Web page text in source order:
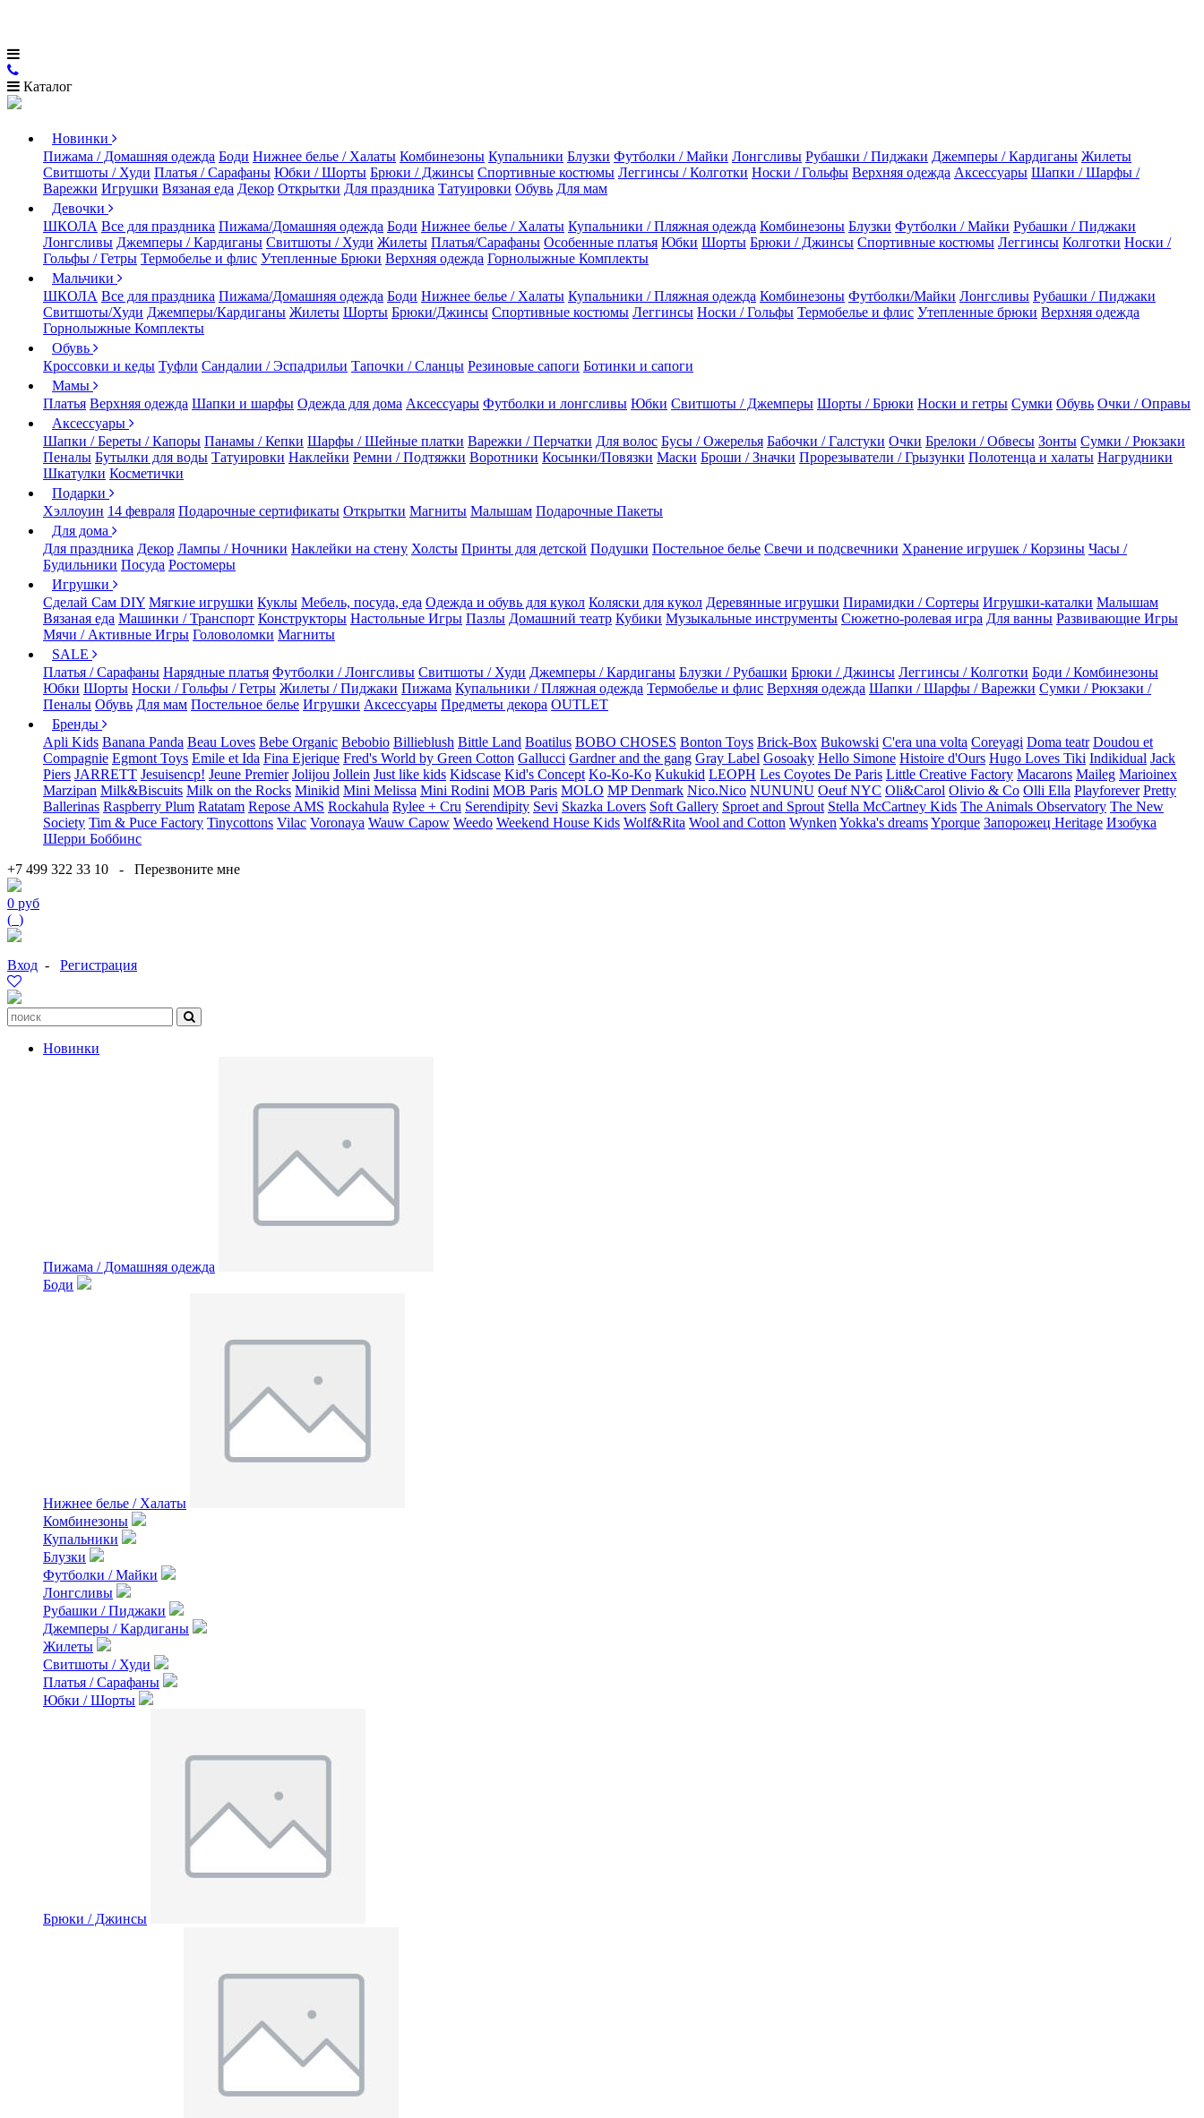
Каталог
Новинки
Пижама / Домашняя одежда Боди Нижнее белье / Халаты Комбинезоны Купальники Блузки Футболки / Майки Лонгсливы Рубашки / Пиджаки Джемперы / Кардиганы Жилеты
Свитшоты / Худи Платья / Сарафаны Юбки / Шорты Брюки / Джинсы Спортивные костюмы Леггинсы / Колготки Носки / Гольфы Верхняя одежда Аксессуары Шапки / Шарфы /
Варежки Игрушки Вязаная еда Декор Открытки Для праздника Татуировки Обувь Для мам
Девочки
ШКОЛА Все для праздника Пижама/Домашняя одежда Боди Нижнее белье / Халаты Купальники / Пляжная одежда Комбинезоны Блузки Футболки / Майки Рубашки / Пиджаки
Лонгсливы Джемперы / Кардиганы Свитшоты / Худи Жилеты Платья/Сарафаны Особенные платья Юбки Шорты Брюки / Джинсы Спортивные костюмы Леггинсы Колготки Носки /
Гольфы / Гетры Термобелье и флис Утепленные Брюки Верхняя одежда Горнолыжные Комплекты
Мальчики
ШКОЛА Все для праздника Пижама/Домашняя одежда Боди Нижнее белье / Халаты Купальники / Пляжная одежда Комбинезоны Футболки/Майки Лонгсливы Рубашки / Пиджаки
Свитшоты/Худи Джемперы/Кардиганы Жилеты Шорты Брюки/Джинсы Спортивные костюмы Леггинсы Носки / Гольфы Термобелье и флис Утепленные брюки Верхняя одежда
Горнолыжные Комплекты
Обувь
Кроссовки и кеды Туфли Сандалии / Эспадрильи Тапочки / Сланцы Резиновые сапоги Ботинки и сапоги
Мамы
Платья Верхняя одежда Шапки и шарфы Одежда для дома Аксессуары Футболки и лонгсливы Юбки Свитшоты / Джемперы Шорты / Брюки Носки и гетры Сумки Обувь Очки / Оправы
Аксессуары
Шапки / Береты / Капоры Панамы / Кепки Шарфы / Шейные платки Варежки / Перчатки Для волос Бусы / Ожерелья Бабочки / Галстуки Очки Брелоки / Обвесы Зонты Сумки / Рюкзаки
Пеналы Бутылки для воды Татуировки Наклейки Ремни / Подтяжки Воротники Косынки/Повязки Маски Броши / Значки Прорезыватели / Грызунки Полотенца и халаты Нагрудники
Шкатулки Косметички
Подарки
Хэллоуин 14 февраля Подарочные сертификаты Открытки Магниты Малышам Подарочные Пакеты
Для дома
Для праздника Декор Лампы / Ночники Наклейки на стену Холсты Принты для детской Подушки Постельное белье Свечи и подсвечники Хранение игрушек / Корзины Часы /
Будильники Посуда Ростомеры
Игрушки
Сделай Сам DIY Мягкие игрушки Куклы Мебель, посуда, еда Одежда и обувь для кукол Коляски для кукол Деревянные игрушки Пирамидки / Сортеры Игрушки-каталки Малышам
Вязаная еда Машинки / Транспорт Конструкторы Настольные Игры Пазлы Домашний театр Кубики Музыкальные инструменты Сюжетно-ролевая игра Для ванны Развивающие Игры
Мячи / Активные Игры Головоломки Магниты
SALE
Платья / Сарафаны Нарядные платья Футболки / Лонгсливы Свитшоты / Худи Джемперы / Кардиганы Блузки / Рубашки Брюки / Джинсы Леггинсы / Колготки Боди / Комбинезоны
Юбки Шорты Носки / Гольфы / Гетры Жилеты / Пиджаки Пижама Купальники / Пляжная одежда Термобелье и флис Верхняя одежда Шапки / Шарфы / Варежки Сумки / Рюкзаки /
Пеналы Обувь Для мам Постельное белье Игрушки Аксессуары Предметы декора OUTLET
Бренды
Apli Kids Banana Panda Beau Loves Bebe Organic Bebobio Billieblush Bittle Land Boatilus BOBO CHOSES Bonton Toys Brick-Box Bukowski C'era una volta Coreyagi Doma teatr Doudou et
Compagnie Egmont Toys Emile et Ida Fina Ejerique Fred's World by Green Cotton Gallucci Gardner and the gang Gray Label Gosoaky Hello Simone Histoire d'Ours Hugo Loves Tiki Indikidual Jack
Piers JARRETT Jesuisencp! Jeune Premier Jolijou Jollein Just like kids Kidscase Kid's Concept Ko-Ko-Ko Kukukid LEOPH Les Coyotes De Paris Little Creative Factory Macarons Maileg Marioinex
Marzipan Milk&Biscuits Milk on the Rocks Minikid Mini Melissa Mini Rodini MOB Paris MOLO MP Denmark Nico.Nico NUNUNU Oeuf NYC Oli&Carol Olivio & Co Olli Ella Playforever Pretty
Ballerinas Raspberry Plum Ratatam Repose AMS Rockahula Rylee + Cru Serendipity Sevi Skazka Lovers Soft Gallery Sproet and Sprout Stella McCartney Kids The Animals Observatory The New
Society Tim & Puce Factory Tinycottons Vilac Voronaya Wauw Capow Weedo Weekend House Kids Wolf&Rita Wool and Cotton Wynken Yokka's dreamsYporque Запорожец Heritage Изобука
Шерри Боббинс
+7 499 322 33 10 - Перезвоните мне
0 руб
( )
Вход - Регистрация
Новинки
Пижама / Домашняя одежда
Боди
Нижнее белье / Халаты
Комбинезоны
Купальники
Блузки
Футболки / Майки
Лонгсливы
Рубашки / Пиджаки
Джемперы / Кардиганы
Жилеты
Свитшоты / Худи
Платья / Сарафаны
Юбки / Шорты
Брюки / Джинсы